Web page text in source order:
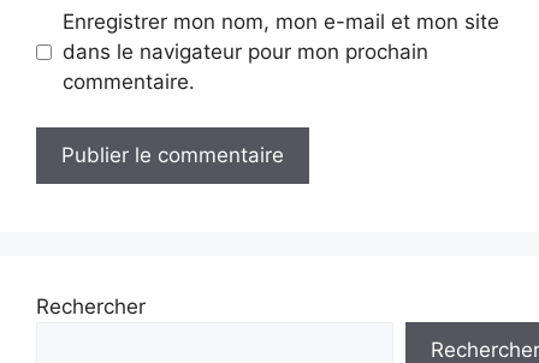
Enregistrer mon nom, mon e-mail et mon site
dans le navigateur pour mon prochain
commentaire.
Rechercher
Rechercher